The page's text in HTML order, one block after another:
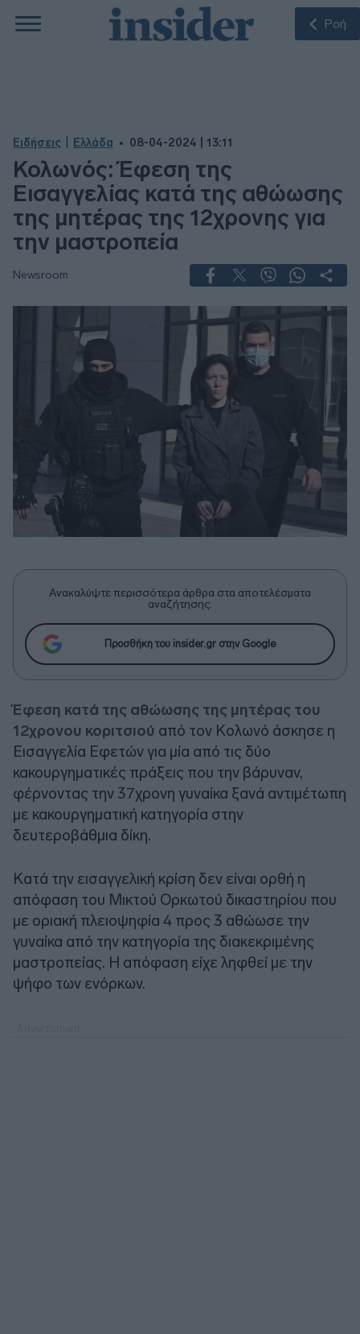
Ροή
Ειδήσεις Ελλάδα 08-04-2024 | 13:11
Κολωνός: Έφεση της
Εισαγγελίας κατά της αθώωσης
της μητέρας της 12χρονης για
την μαστροπεία
Newsroom
Ανακαλύψτε περισσότερα άρθρα στα αποτελέσματα
αναζήτησης.
Προσθήκη του insider.gr στην Google
Έφεση κατά της αθώωσης της μητέρας του
12χρονου κοριτσιού από τον Κολωνό άσκησε η
Εισαγγελία Εφετών για μία από τις δύο
κακουργηματικές πράξεις που την βάρυναν,
φέρνοντας την 37χρονη γυναίκα ξανά αντιμέτωπη
με κακουργηματική κατηγορία στην
δευτεροβάθμια δίκη.
Κατά την εισαγγελική κρίση δεν είναι ορθή η
απόφαση του Μικτού Ορκωτού δικαστηρίου που
με οριακή πλειοψηφία 4 προς 3 αθώωσε την
γυναίκα από την κατηγορία της διακεκριμένης
μαστροπείας. Η απόφαση είχε ληφθεί με την
ψήφο των ενόρκων.